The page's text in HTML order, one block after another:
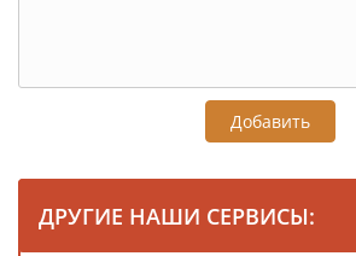
Добавить
ДРУГИЕ НАШИ СЕРВИСЫ: